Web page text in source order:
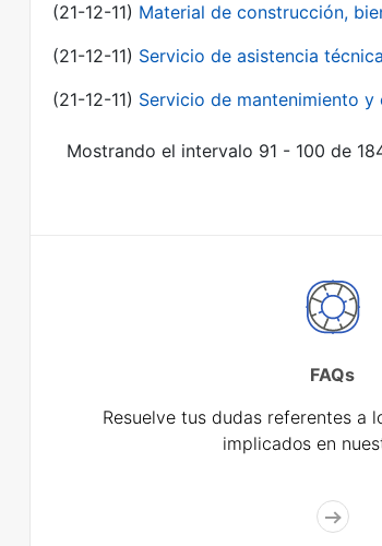
(21-12-11) Material de construcción,
(21-12-11) Servicio de asistencia
(21-12-11) Servicio de mantenimiento
Mostrando el intervalo 91 - 100 de
FAQs
Resuelve tus dudas referentes a
implicados en